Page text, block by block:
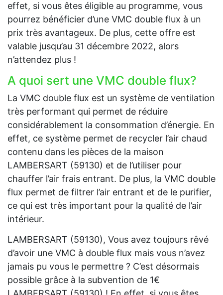
effet, si vous êtes éligible au programme, vous
pourrez bénéficier d’une VMC double flux à un
prix très avantageux. De plus, cette offre est
valable jusqu’au 31 décembre 2022, alors
n’attendez plus !
A quoi sert une VMC double flux?
La VMC double flux est un système de ventilation
très performant qui permet de réduire
considérablement la consommation d’énergie. En
effet, ce système permet de recycler l’air chaud
contenu dans les pièces de la maison
LAMBERSART (59130) et de l’utiliser pour
chauffer l’air frais entrant. De plus, la VMC double
flux permet de filtrer l’air entrant et de le purifier,
ce qui est très important pour la qualité de l’air
intérieur.
LAMBERSART (59130), Vous avez toujours rêvé
d’avoir une VMC à double flux mais vous n’avez
jamais pu vous le permettre ? C’est désormais
possible grâce à la subvention de 1€